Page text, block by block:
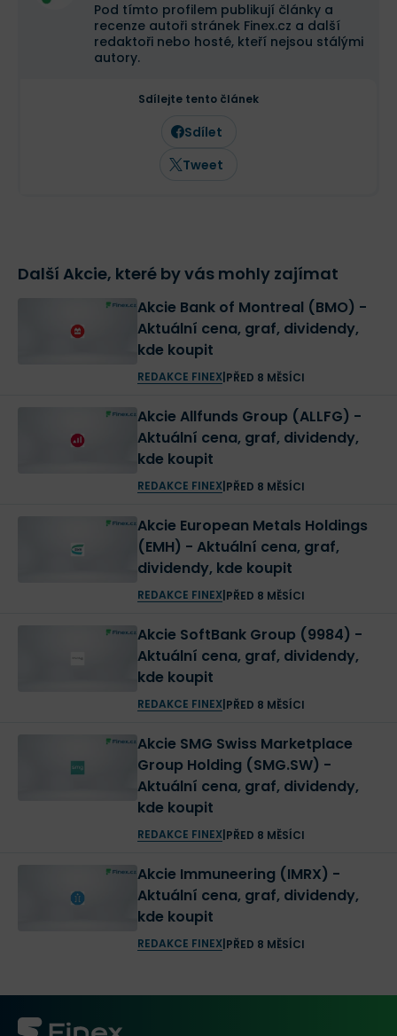
Pod tímto profilem publikují články a
recenze autoři stránek Finex.cz a další
redaktoři nebo hosté, kteří nejsou stálými
autory.
Sdílejte tento článek
Sdílet
Tweet
Další Akcie, které by vás mohly zajímat
Akcie Bank of Montreal (BMO) -
Aktuální cena, graf, dividendy,
kde koupit
REDAKCE FINEX| PŘED 8 MĚSÍCI
Akcie Allfunds Group (ALLFG) -
Aktuální cena, graf, dividendy,
kde koupit
REDAKCE FINEX| PŘED 8 MĚSÍCI
Akcie European Metals Holdings
(EMH) - Aktuální cena, graf,
dividendy, kde koupit
REDAKCE FINEX| PŘED 8 MĚSÍCI
Akcie SoftBank Group (9984) -
Aktuální cena, graf, dividendy,
kde koupit
REDAKCE FINEX| PŘED 8 MĚSÍCI
Akcie SMG Swiss Marketplace
Group Holding (SMG.SW) -
Aktuální cena, graf, dividendy,
kde koupit
REDAKCE FINEX| PŘED 8 MĚSÍCI
Akcie Immuneering (IMRX) -
Aktuální cena, graf, dividendy,
kde koupit
REDAKCE FINEX| PŘED 8 MĚSÍCI